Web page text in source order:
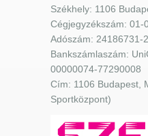
Székhely: 1106
Cégjegyzékszám: 01-
Adószám: 24186731-
Bankszámlaszám:
00000074-77290008
Cím: 1106 Budapest,
Sportközpont)